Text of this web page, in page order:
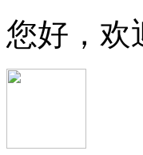
您好，欢